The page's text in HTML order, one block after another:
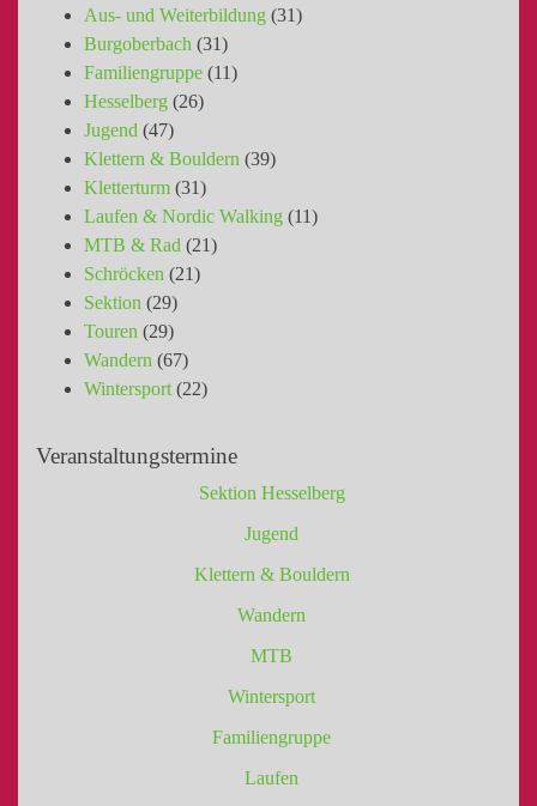
Aus- und Weiterbildung (31)
Burgoberbach (31)
Familiengruppe (11)
Hesselberg (26)
Jugend (47)
Klettern & Bouldern (39)
Kletterturm (31)
Laufen & Nordic Walking (11)
MTB & Rad (21)
Schröcken (21)
Sektion (29)
Touren (29)
Wandern (67)
Wintersport (22)
Veranstaltungstermine
Sektion Hesselberg
Jugend
Klettern & Bouldern
Wandern
MTB
Wintersport
Familiengruppe
Laufen